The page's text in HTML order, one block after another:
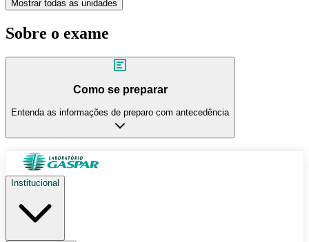
Mostrar todas as unidades
Sobre o exame
Como se preparar
Entenda as informações de preparo com antecedência
Institucional